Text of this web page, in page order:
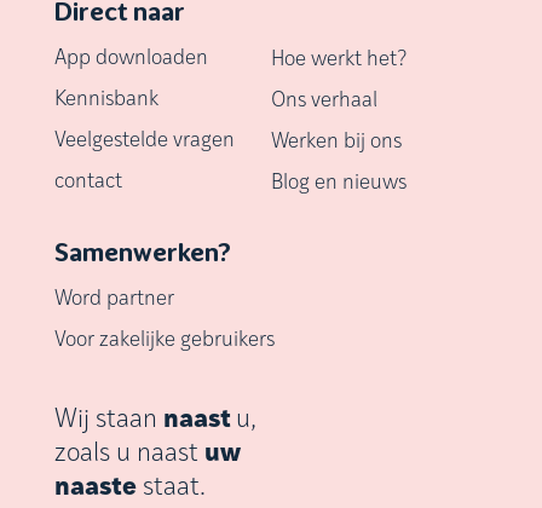
Direct naar
App downloaden
Kennisbank
Veelgestelde vragen
contact
Hoe werkt het?
Ons verhaal
Werken bij ons
Blog en nieuws
Samenwerken?
Word partner
Voor zakelijke gebruikers
Wij staan naast u,
zoals u naast uw
naastestaat.